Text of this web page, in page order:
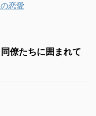
恋愛
僚たちに囲まれて